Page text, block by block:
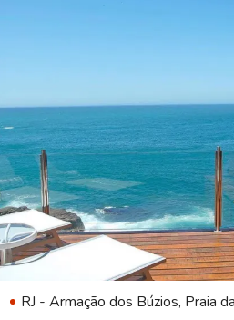
RJ - Armação dos Búzios, Praia